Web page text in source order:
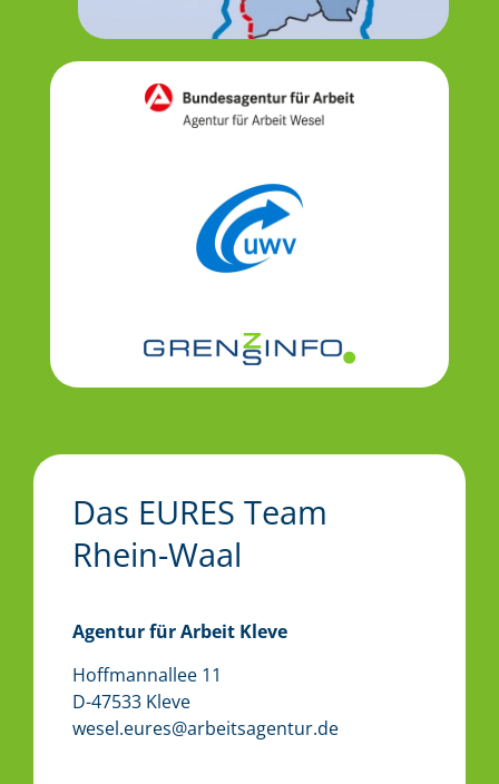
Das EURES Team
Rhein-Waal
Agentur für Arbeit Kleve
Hoffmannallee 11
D-47533 Kleve
wesel.eures@arbeitsagentur.de